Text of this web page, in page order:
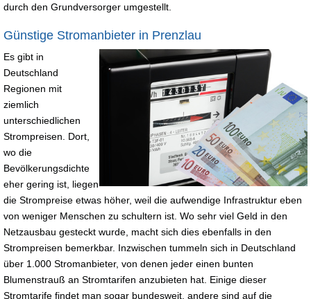
durch den Grundversorger umgestellt.
Günstige Stromanbieter in Prenzlau
Es gibt in
Deutschland
Regionen mit
ziemlich
unterschiedlichen
Strompreisen. Dort,
wo die
Bevölkerungsdichte
eher gering ist, liegen
die Strompreise etwas höher, weil die aufwendige Infrastruktur eben
von weniger Menschen zu schultern ist. Wo sehr viel Geld in den
Netzausbau gesteckt wurde, macht sich dies ebenfalls in den
Strompreisen bemerkbar. Inzwischen tummeln sich in Deutschland
über 1.000 Stromanbieter, von denen jeder einen bunten
Blumenstrauß an Stromtarifen anzubieten hat. Einige dieser
Stromtarife findet man sogar bundesweit, andere sind auf die